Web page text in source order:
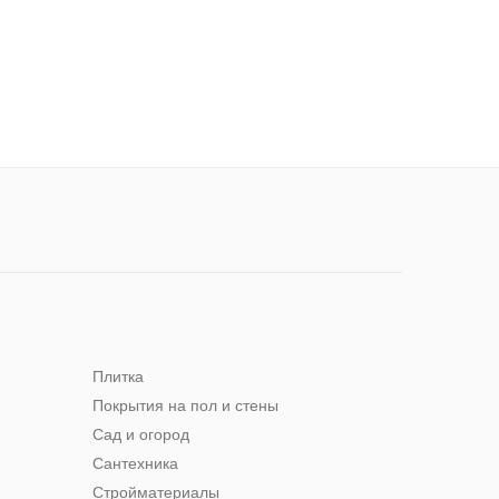
Плитка
Покрытия на пол и стены
Сад и огород
Сантехника
Стройматериалы